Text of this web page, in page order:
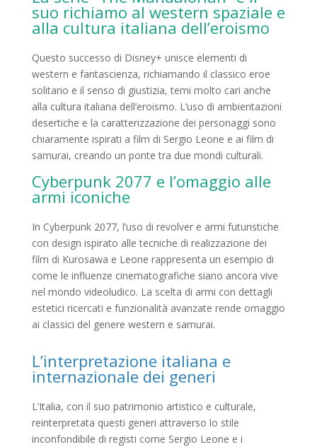
suo richiamo al western spaziale e
alla cultura italiana dell’eroismo
Questo successo di Disney+ unisce elementi di
western e fantascienza, richiamando il classico eroe
solitario e il senso di giustizia, temi molto cari anche
alla cultura italiana dell’eroismo. L’uso di ambientazioni
desertiche e la caratterizzazione dei personaggi sono
chiaramente ispirati a film di Sergio Leone e ai film di
samurai, creando un ponte tra due mondi culturali.
Cyberpunk 2077 e l’omaggio alle
armi iconiche
In Cyberpunk 2077, l’uso di revolver e armi futuristiche
con design ispirato alle tecniche di realizzazione dei
film di Kurosawa e Leone rappresenta un esempio di
come le influenze cinematografiche siano ancora vive
nel mondo videoludico. La scelta di armi con dettagli
estetici ricercati e funzionalità avanzate rende omaggio
ai classici del genere western e samurai.
L’interpretazione italiana e
internazionale dei generi
L’Italia, con il suo patrimonio artistico e culturale,
reinterpretata questi generi attraverso lo stile
inconfondibile di registi come Sergio Leone e i